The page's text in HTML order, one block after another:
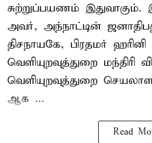
சுற்றுப்பயணம்
அவர், அந்நாட்டின்
திசநாயகே, பிரதமர் ஹரினி
வெளியுறவுத்துறை மந்திரி
வெளியுறவுத்துறை
ஆக ...
Read